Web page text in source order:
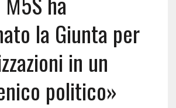
la Giunta per
in un
politico»